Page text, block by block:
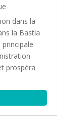
dans la
la Bastia
prospéra